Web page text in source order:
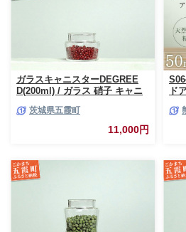
ガラスキャニスターDEGREE
D(200ml) / ガラス 硝子 キャニ
耐熱 一生もの 職人 こだわり
JIDA デザインミュージアムセ
レクション 茨城県 五霞町
茨城県五霞町
11,000円
ド